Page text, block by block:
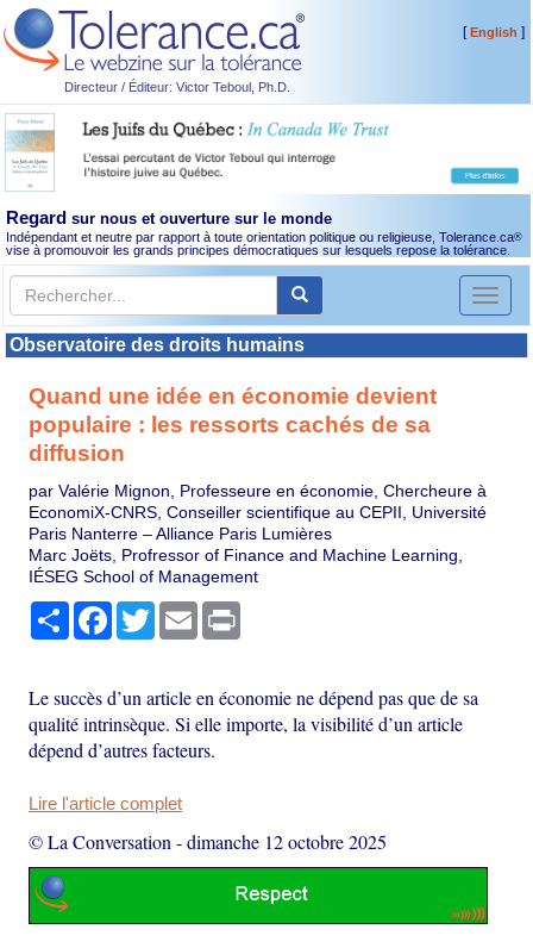
Directeur / Éditeur: Victor Teboul, Ph.D.
[English ]
Regard sur nous et ouverture sur le monde
Indépendant et neutre par rapport à toute orientation politique ou religieuse, Tolerance.ca®
vise à promouvoir les grands principes démocratiques sur lesquels repose la tolérance.
Toggle
Observatoire des droits humains
Quand une idée en économie devient
populaire : les ressorts cachés de sa
diffusion
par Valérie Mignon, Professeure en économie, Chercheure à
EconomiX-CNRS, Conseiller scientifique au CEPII, Université
Paris Nanterre – Alliance Paris Lumières
Marc Joëts, Profressor of Finance and Machine Learning,
IÉSEG School of Management
PartagerFacebook
TwitterEmail
Le succès d’un article en économie ne dépend pas que de sa
qualité intrinsèque. Si elle importe, la visibilité d’un article
dépend d’autres facteurs.
Lire l'article complet
© La Conversation -dimanche 12 octobre 2025